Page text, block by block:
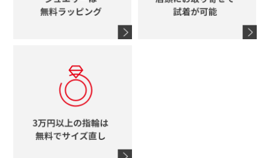
スタージュエリー
ウノアエレ
ブランドアイテムをすべて見る
シャネル
タグホイヤー